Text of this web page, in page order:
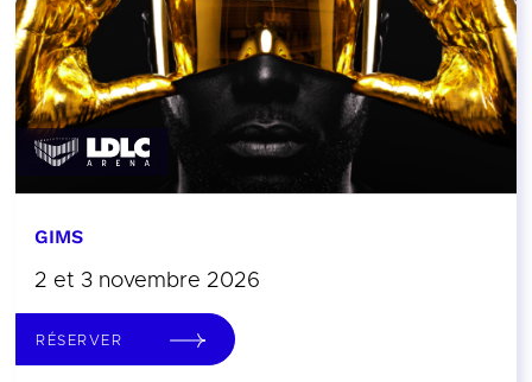
GIMS
2 et 3 novembre 2026
RÉSERVER